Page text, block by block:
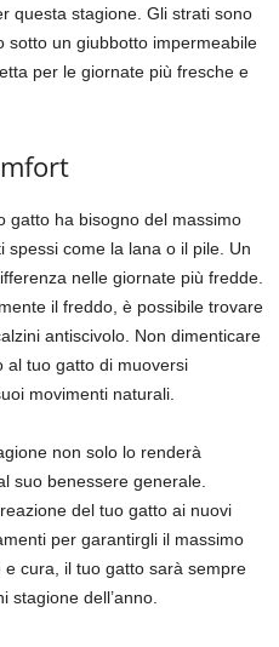
questa stagione. Gli strati sono
sotto un giubbotto impermeabile
per le giornate più fresche e
gatto ha bisogno del massimo
come la lana o il pile. Un
nelle giornate più fredde.
il freddo, è possibile trovare
antiscivolo. Non dimenticare
al tuo gatto di muoversi
movimenti naturali.
non solo lo renderà
suo benessere generale.
del tuo gatto ai nuovi
per garantirgli il massimo
e cura, il tuo gatto sarà sempre
stagione dell’anno.